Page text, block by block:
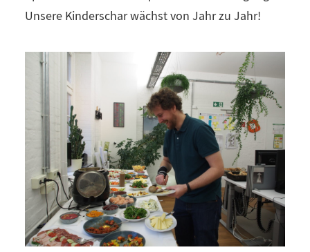
Unsere Kinderschar wächst von Jahr zu Jahr!